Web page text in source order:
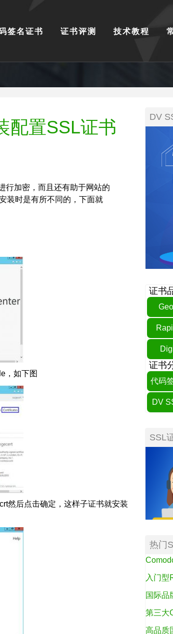
签名证书 证书评测 技术教程
配置SSL证书
行加密，而且还有助于网站的
装时是有所不同的，下面就
，如下图
然后点击确定，这样子证书就安装
DV
证书
证书
代码
DV
SSL
热门
入门型
国际品
第三大
高品质